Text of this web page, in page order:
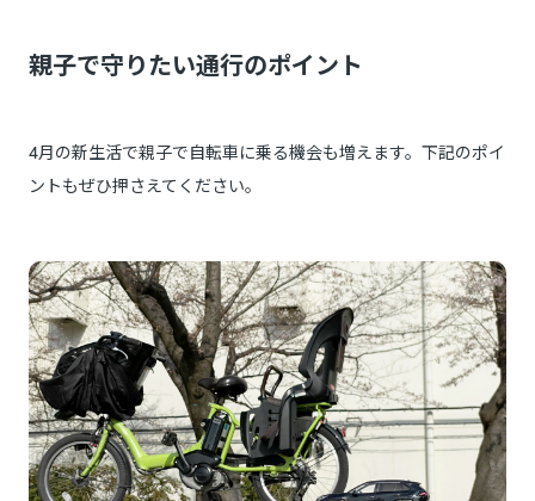
親子で守りたい通行のポイント
4月の新生活で親子で自転車に乗る機会も増えます。下記のポイ
ントもぜひ押さえてください。